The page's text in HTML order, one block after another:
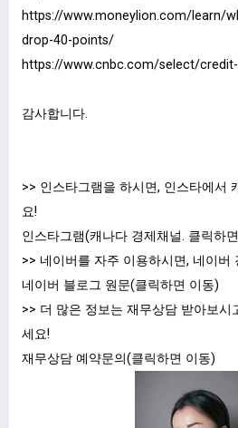
https://www.moneylion.com/learn/
drop-40-points/
https://www.cnbc.com/select/
감사합니다.
>> 인스타그램을 하시면, 인스타에서
요!
인스타그램(캐나다 경제채널. 클릭하
>> 네이버를 자주 이용하시면, 네이버
네이버 블로그 원문(클릭하면 이동)
>> 더 많은 정보는 재무상담 받아보
세요!
재무상담 예약문의(클릭하면 이동)